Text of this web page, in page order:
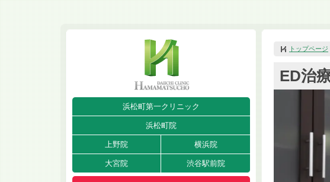
浜松町第一クリニック
浜松町院
上野院 横浜院
大宮院 渋谷駅前院
トップページ
ED治